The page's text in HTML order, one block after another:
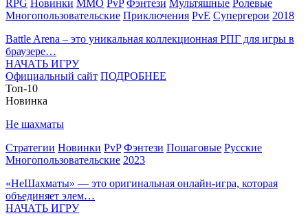
RPG Новинки MMO PvP Фэнтези Мультяшные Ролевые
Многопользовательские Приключения PvE Супергерои 2018
Battle Arena – это уникальная коллекционная РПГ для игры в
браузере…
НАЧАТЬ ИГРУ
Официальный сайт ПОДРОБНЕЕ
Топ-10
Новинка
Не шахматы
Стратегии Новинки PvP Фэнтези Пошаговые Русские
Многопользовательские 2023
«НеШахматы» — это оригинальная онлайн-игра, которая
объединяет элем…
НАЧАТЬ ИГРУ